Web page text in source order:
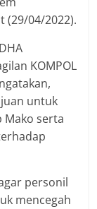
(29/04/2022).
KOMPOL
untuk
Mako serta
personil
mencegah